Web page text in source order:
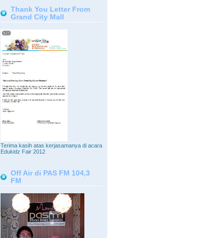
Thank You Letter From
Grand City Mall
Terima kasih atas kerjasamanya di acara
Edukidz Fair 2012
Off Air di PAS FM 104,3
FM